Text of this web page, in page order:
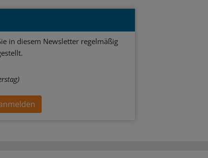
in diesem Newsletter regelmäßig